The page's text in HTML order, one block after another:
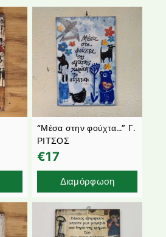
“Μέσα στην φούχτα…” Γ.
ΡΙΤΣΟΣ
€17
Διαμόρφωση